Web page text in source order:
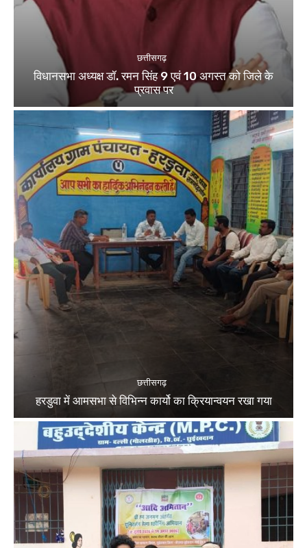
छत्तीसगढ़
विधानसभा अध्यक्ष डॉ. रमन सिंह 9 एवं 10 अगस्त को जिले के
प्रवास पर
छत्तीसगढ़
हरडुवा में आमसभा से विभिन्न कार्यो का क्रियान्वयन रखा गया